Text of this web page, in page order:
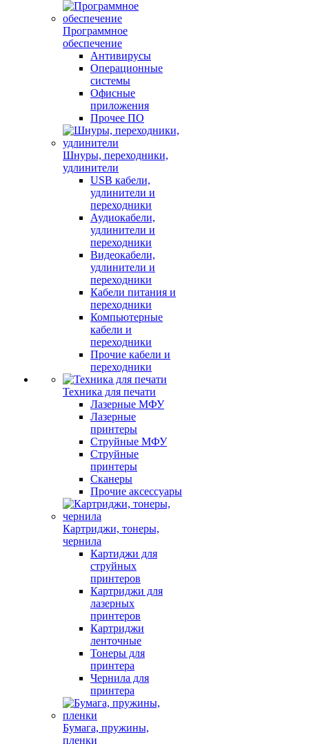
Программное
обеспечение
Антивирусы
Операционные
системы
Офисные
приложения
Прочее ПО
Шнуры, переходники,
удлинители
USB кабели,
удлинители и
переходники
Аудиокабели,
удлинители и
переходники
Видеокабели,
удлинители и
переходники
Кабели питания и
переходники
Компьютерные
кабели и
переходники
Прочие кабели и
переходники
Техника для печати
Лазерные МФУ
Лазерные
принтеры
Струйные МФУ
Струйные
принтеры
Сканеры
Прочие аксессуары
Картриджи, тонеры,
чернила
Картиджи для
струйных
принтеров
Картриджи для
лазерных
принтеров
Картриджи
ленточные
Тонеры для
принтера
Чернила для
принтера
Бумага, пружины,
пленки